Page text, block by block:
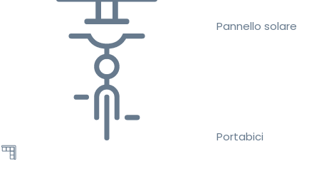
Pannello solare
Portabici